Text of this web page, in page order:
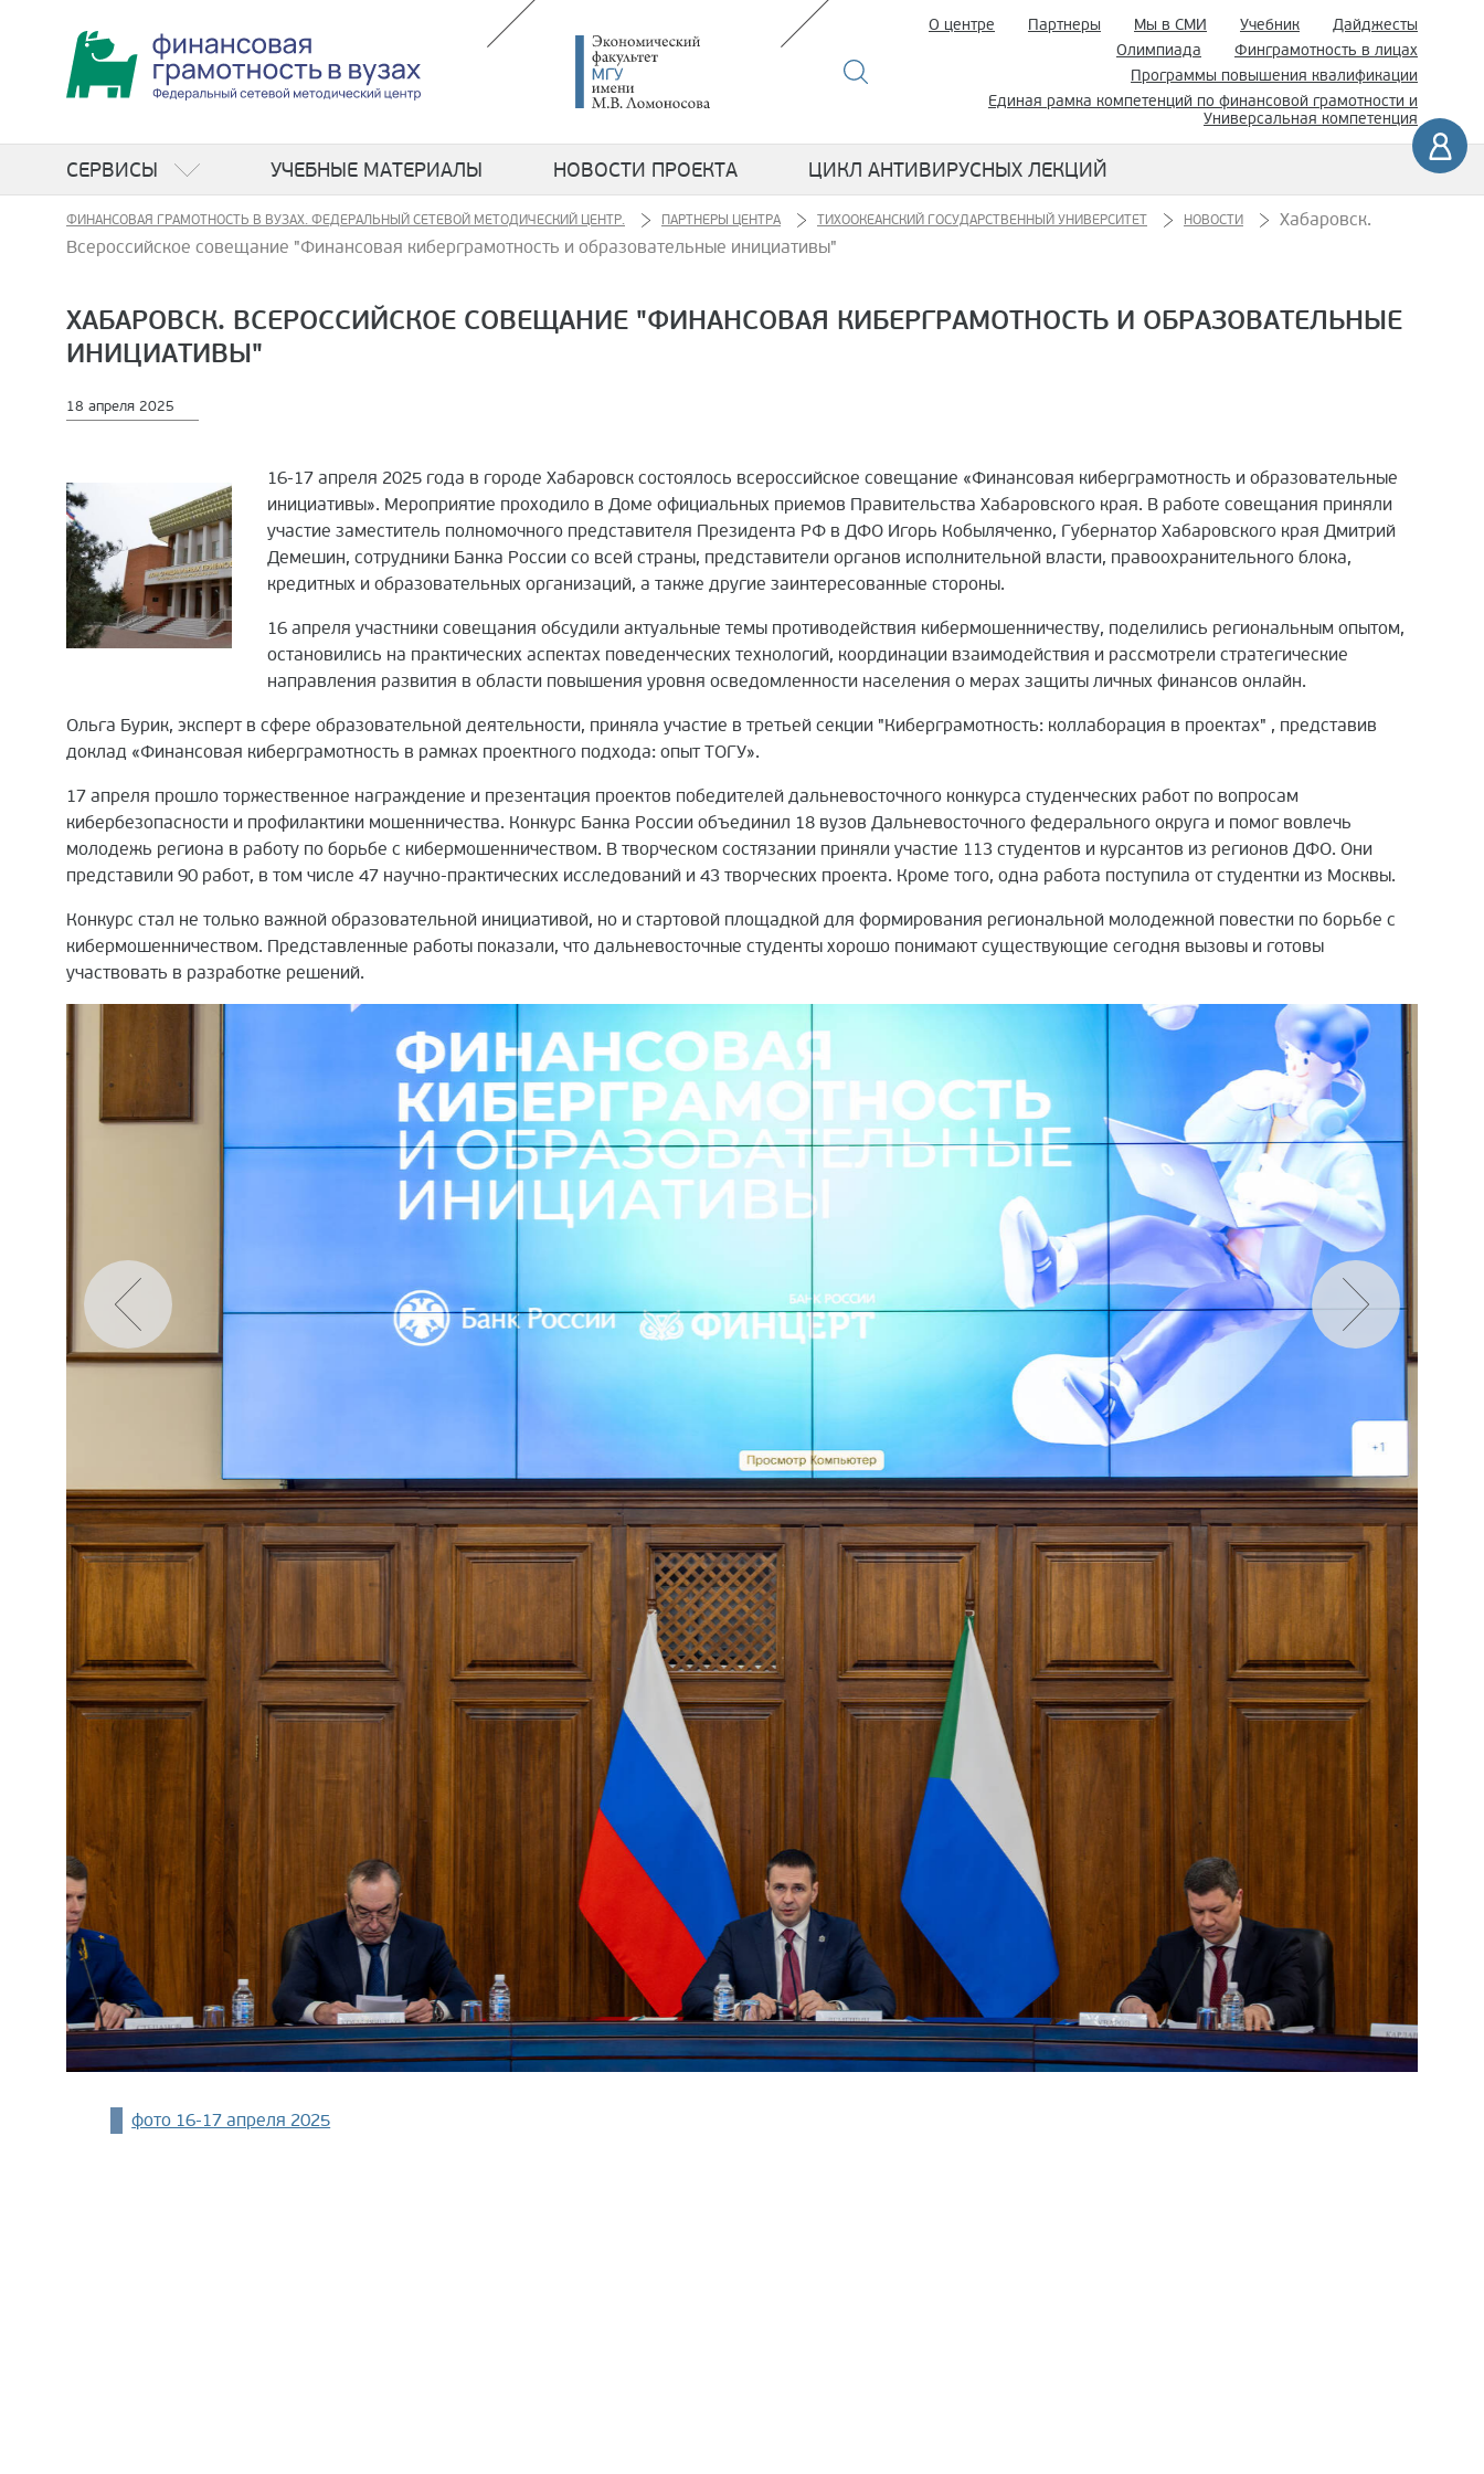
О центре Партнеры Мы в СМИ Учебник
Дайджесты
Олимпиада
Финграмотность в лицах
Программы повышения квалификации
Единая рамка компетенций по финансовой грамотности и
Универсальная компетенция
СЕРВИСЫ УЧЕБНЫЕ МАТЕРИАЛЫ НОВОСТИ ПРОЕКТА ЦИКЛ АНТИВИРУСНЫХ ЛЕКЦИЙ
ФИНАНСОВАЯ ГРАМОТНОСТЬ В ВУЗАХ. ФЕДЕРАЛЬНЫЙ СЕТЕВОЙ МЕТОДИЧЕСКИЙ ЦЕНТР. ПАРТНЕРЫ ЦЕНТРА ТИХООКЕАНСКИЙ ГОСУДАРСТВЕННЫЙ УНИВЕРСИТЕТ НОВОСТИ
Хабаровск.
Всероссийское совещание "Финансовая киберграмотность и образовательные инициативы"
ХАБАРОВСК. ВСЕРОССИЙСКОЕ СОВЕЩАНИЕ "ФИНАНСОВАЯ КИБЕРГРАМОТНОСТЬ И ОБРАЗОВАТЕЛЬНЫЕ
ИНИЦИАТИВЫ"
18 апреля 2025
16-17 апреля 2025 года в городе Хабаровск состоялось всероссийское совещание «Финансовая киберграмотность и образовательные
инициативы». Мероприятие проходило в Доме официальных приемов Правительства Хабаровского края. В работе совещания приняли
участие заместитель полномочного представителя Президента РФ в ДФО Игорь Кобыляченко, Губернатор Хабаровского края Дмитрий
Демешин, сотрудники Банка России со всей страны, представители органов исполнительной власти, правоохранительного блока,
кредитных и образовательных организаций, а также другие заинтересованные стороны.
16 апреля участники совещания обсудили актуальные темы противодействия кибермошенничеству, поделились региональным опытом,
остановились на практических аспектах поведенческих технологий, координации взаимодействия и рассмотрели стратегические
направления развития в области повышения уровня осведомленности населения о мерах защиты личных финансов онлайн.
Ольга Бурик, эксперт в сфере образовательной деятельности, приняла участие в третьей секции "Киберграмотность: коллаборация в проектах" , представив
доклад «Финансовая киберграмотность в рамках проектного подхода: опыт ТОГУ».
17 апреля прошло торжественное награждение и презентация проектов победителей дальневосточного конкурса студенческих работ по вопросам
кибербезопасности и профилактики мошенничества. Конкурс Банка России объединил 18 вузов Дальневосточного федерального округа и помог вовлечь
молодежь региона в работу по борьбе с кибермошенничеством. В творческом состязании приняли участие 113 студентов и курсантов из регионов ДФО. Они
представили 90 работ, в том числе 47 научно-практических исследований и 43 творческих проекта. Кроме того, одна работа поступила от студентки из Москвы.
Конкурс стал не только важной образовательной инициативой, но и стартовой площадкой для формирования региональной молодежной повестки по борьбе с
кибермошенничеством. Представленные работы показали, что дальневосточные студенты хорошо понимают существующие сегодня вызовы и готовы
участвовать в разработке решений.
фото 16-17 апреля 2025